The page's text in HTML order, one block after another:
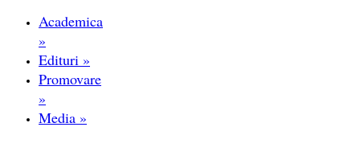
Academica
»
Edituri »
Promovare
»
Media »